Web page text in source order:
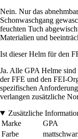
Nein. Nur das
Schonwaschgang
feuchten Tuch
Materialien und
Ist dieser Helm für den
Ja. Alle GPA Helme
der FFE und den FEI-
spezifischen
verlangen zusätzliche
Zusätzliche
Marke
GPA
Farbe